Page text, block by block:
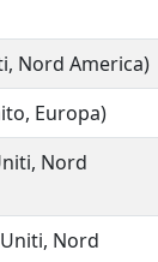
Nord America)
Europa)
Nord
Nord